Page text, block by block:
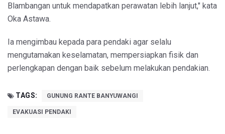
Blambangan untuk mendapatkan perawatan lebih lanjut," kata
Oka Astawa.
Ia mengimbau kepada para pendaki agar selalu
mengutamakan keselamatan, mempersiapkan fisik dan
perlengkapan dengan baik sebelum melakukan pendakian.
TAGS: GUNUNG RANTE BANYUWANGI
EVAKUASI PENDAKI